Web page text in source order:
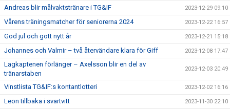
Andreas blir målvaktstränare i TG&IF 2023-12-29 09:10
Vårens träningsmatcher för seniorerna 2024 2023-12-22 16:57
God jul och gott nytt år 2023-12-21 15:18
Johannes och Valmir – två återvändare klara för Giff 2023-12-08 17:47
Lagkaptenen förlänger – Axelsson blir en del av
tränarstaben
2023-12-03 20:49
Vinstlista TG&IF:s kontantlotteri 2023-12-02 16:16
Leon tillbaka i svartvitt 2023-11-30 22:10